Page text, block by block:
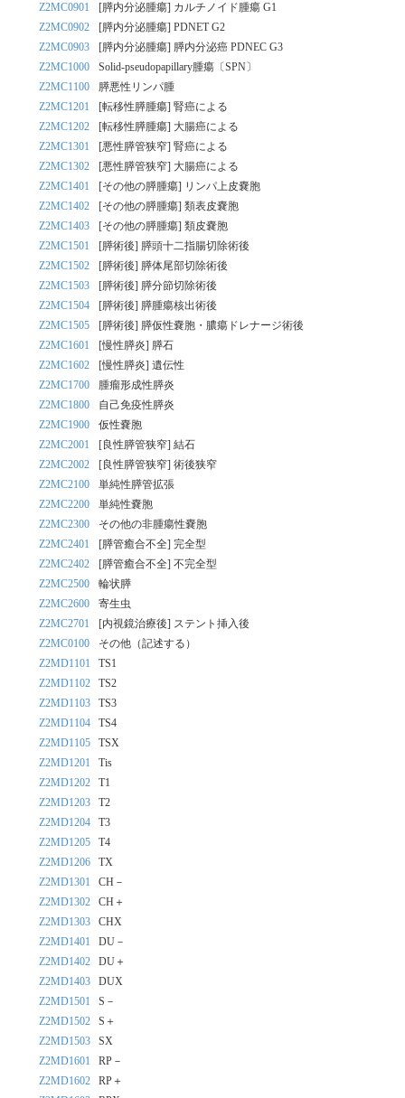
Z2MC0901
[膵内分泌腫瘍] カルチノイド腫瘍 G1
Z2MC0902
[膵内分泌腫瘍] PDNET G2
Z2MC0903
[膵内分泌腫瘍] 膵内分泌癌 PDNEC G3
Z2MC1000
Solid-pseudopapillary腫瘍〔SPN〕
Z2MC1100
膵悪性リンパ腫
Z2MC1201
[転移性膵腫瘍] 腎癌による
Z2MC1202
[転移性膵腫瘍] 大腸癌による
Z2MC1301
[悪性膵管狭窄] 腎癌による
Z2MC1302
[悪性膵管狭窄] 大腸癌による
Z2MC1401
[その他の膵腫瘍] リンパ上皮嚢胞
Z2MC1402
[その他の膵腫瘍] 類表皮嚢胞
Z2MC1403
[その他の膵腫瘍] 類皮嚢胞
Z2MC1501
[膵術後] 膵頭十二指腸切除術後
Z2MC1502
[膵術後] 膵体尾部切除術後
Z2MC1503
[膵術後] 膵分節切除術後
Z2MC1504
[膵術後] 膵腫瘍核出術後
Z2MC1505
[膵術後] 膵仮性嚢胞・膿瘍ドレナージ術後
Z2MC1601
[慢性膵炎] 膵石
Z2MC1602
[慢性膵炎] 遺伝性
Z2MC1700
腫瘤形成性膵炎
Z2MC1800
自己免疫性膵炎
Z2MC1900
仮性嚢胞
Z2MC2001
[良性膵管狭窄] 結石
Z2MC2002
[良性膵管狭窄] 術後狭窄
Z2MC2100
単純性膵管拡張
Z2MC2200
単純性嚢胞
Z2MC2300
その他の非腫瘍性嚢胞
Z2MC2401
[膵管癒合不全] 完全型
Z2MC2402
[膵管癒合不全] 不完全型
Z2MC2500
輪状膵
Z2MC2600
寄生虫
Z2MC2701
[内視鏡治療後] ステント挿入後
Z2MC0100
その他（記述する）
Z2MD1101
TS1
Z2MD1102
TS2
Z2MD1103
TS3
Z2MD1104
TS4
Z2MD1105
TSX
Z2MD1201
Tis
Z2MD1202
T1
Z2MD1203
T2
Z2MD1204
T3
Z2MD1205
T4
Z2MD1206
TX
Z2MD1301
CH－
Z2MD1302
CH＋
Z2MD1303
CHX
Z2MD1401
DU－
Z2MD1402
DU＋
Z2MD1403
DUX
Z2MD1501
S－
Z2MD1502
S＋
Z2MD1503
SX
Z2MD1601
RP－
Z2MD1602
RP＋